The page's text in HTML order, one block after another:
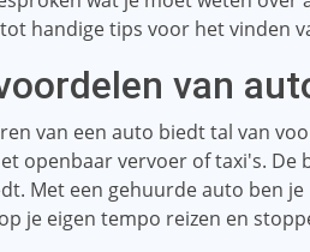
handige tips voor het vinden
van
van een auto biedt tal van
openbaar vervoer of taxi's.
Met een gehuurde auto ben
je eigen tempo reizen en